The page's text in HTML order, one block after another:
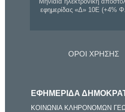
εφημερίδας «Δ» 10Ε (+4%
ΟΡΟΙ ΧΡΗΣΗΣ
ΕΦΗΜΕΡΙΔΑ
ΚΟΙΝΩΝΙΑ ΚΛΗΡΟΝΟΜΩΝ